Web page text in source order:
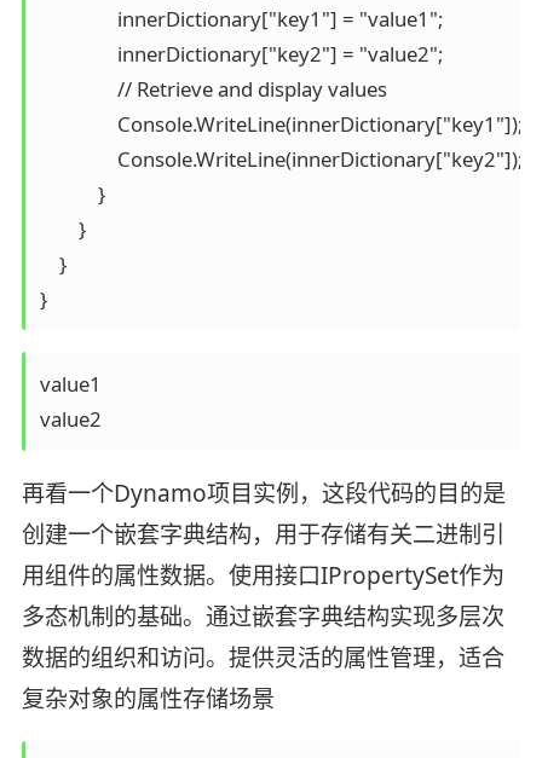
                innerDictionary["key1"] = "value1";
                innerDictionary["key2"] = "value2";
                // Retrieve and display values
            }
        }
    }
}
value1
value2
再看一个Dynamo项目实例，这段代码的目的是
创建一个嵌套字典结构，用于存储有关二进制引
用组件的属性数据。使用接口IPropertySet作为
多态机制的基础。通过嵌套字典结构实现多层次
数据的组织和访问。提供灵活的属性管理，适合
复杂对象的属性存储场景